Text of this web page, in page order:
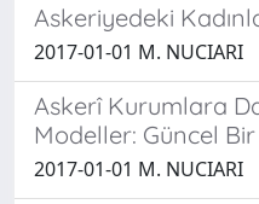
Askeriyedeki
2017-01-01 M. NUCIARI
Askerî Kurumlara
Modeller: Güncel
2017-01-01 M. NUCIARI